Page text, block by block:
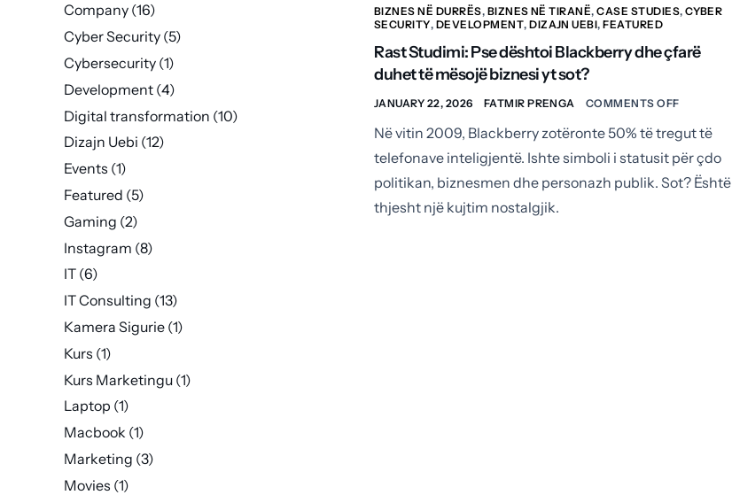
BIZNES NË DURRËS, BIZNES NË TIRANË,CASE STUDIES,CYBER
SECURITY, DEVELOPMENT,DIZAJN UEBI,FEATURED
Rast Studimi: Pse dështoi Blackberry dhe çfarë
duhet të mësojë biznesi yt sot?
JANUARY 22, 2026 FATMIR PRENGA COMMENTS OFF
Në vitin 2009, Blackberry zotëronte 50% të tregut të
telefonave inteligjentë. Ishte simboli i statusit për çdo
politikan, biznesmen dhe personazh publik. Sot? Është
thjesht një kujtim nostalgjik.
Company (16)
Cyber Security (5)
Cybersecurity (1)
Development (4)
Digital transformation (10)
Dizajn Uebi (12)
Events (1)
Featured (5)
Gaming (2)
Instagram (8)
IT (6)
IT Consulting (13)
Kamera Sigurie (1)
Kurs (1)
Kurs Marketingu (1)
Laptop (1)
Macbook (1)
Marketing (3)
Movies (1)